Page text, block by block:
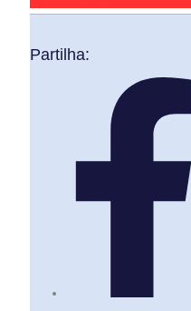
Partilha: